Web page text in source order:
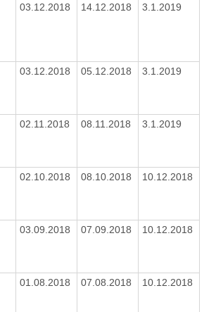
03.12.2018 14.12.2018 3.1.2019
03.12.2018 05.12.2018 3.1.2019
02.11.2018 08.11.2018 3.1.2019
02.10.2018 08.10.2018 10.12.2018
03.09.2018 07.09.2018 10.12.2018
01.08.2018 07.08.2018 10.12.2018